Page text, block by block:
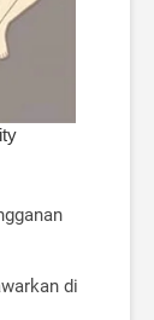
di